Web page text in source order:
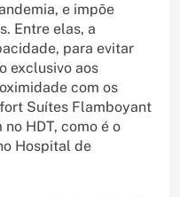
e impõe
Entre elas, a
para evitar
exclusivo aos
com os
Suítes Flamboyant
HDT, como é o
Hospital de